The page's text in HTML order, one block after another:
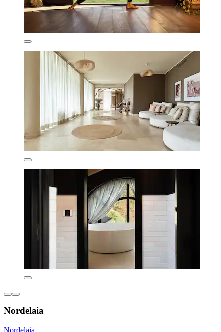
Nordelaia
Nordelaia